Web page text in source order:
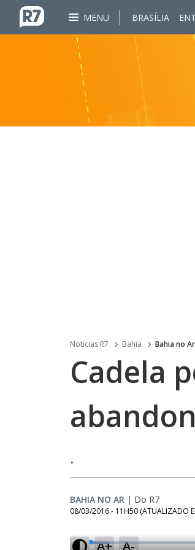
MENU BRASÍLIA
Noticias R7 Bahia Bahia no Ar
Cadela
.
BAHIA NO AR | Do R7
08/03/2016 - 11H50 (ATUALIZADO
A+ A-
L